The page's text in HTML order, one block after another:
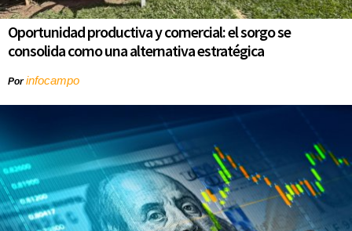
Oportunidad productiva y comercial: el sorgo se
consolida como una alternativa estratégica
Porinfocampo